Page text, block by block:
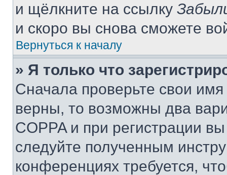
и щёлкните на ссылку
и скоро вы снова сможете
Вернуться к началу
» Я только что
Сначала проверьте свои
верны, то возможны два
COPPA и при регистрации
следуйте полученным
конференциях требуется,